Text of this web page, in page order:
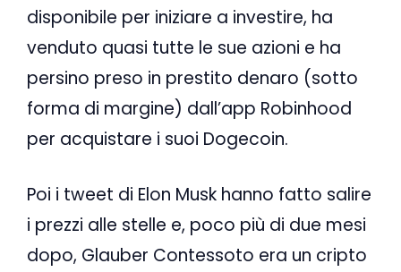
disponibile per iniziare a investire, ha
venduto quasi tutte le sue azioni e ha
persino preso in prestito denaro (sotto
forma di margine) dall’app Robinhood
per acquistare i suoi Dogecoin.
Poi i tweet di Elon Musk hanno fatto salire
i prezzi alle stelle e, poco più di due mesi
dopo, Glauber Contessoto era un cripto